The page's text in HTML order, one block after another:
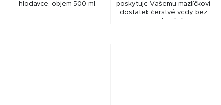
hlodavce, objem 500 ml.
poskytuje Vašemu mazlíčkovi
dostatek čerstvé vody bez